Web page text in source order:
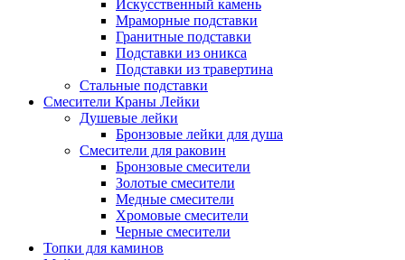
Искусственный камень
Мраморные подставки
Гранитные подставки
Подставки из оникса
Подставки из травертина
Стальные подставки
Смесители Краны Лейки
Душевые лейки
Бронзовые лейки для душа
Смесители для раковин
Бронзовые смесители
Золотые смесители
Медные смесители
Хромовые смесители
Черные смесители
Топки для каминов